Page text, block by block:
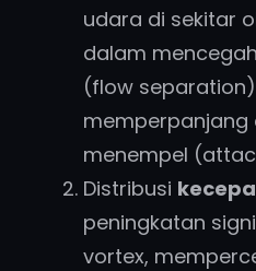
udara di sekitar
dalam
(flow
memperpanjang
menempel
Distribusi
peningkatan
vortex,